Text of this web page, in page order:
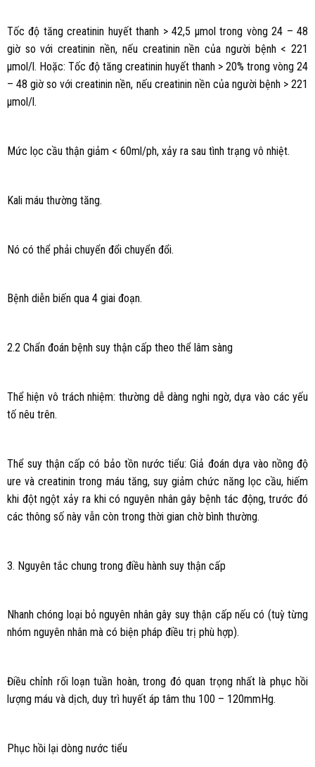
Tốc độ tăng creatinin huyết thanh > 42,5 μmol trong vòng 24 – 48
giờ so với creatinin nền, nếu creatinin nền của người bệnh < 221
μmol/l. Hoặc: Tốc độ tăng creatinin huyết thanh > 20% trong vòng 24
– 48 giờ so với creatinin nền, nếu creatinin nền của người bệnh > 221
μmol/l.
Mức lọc cầu thận giảm < 60ml/ph, xảy ra sau tình trạng vô nhiệt.
Kali máu thường tăng.
Nó có thể phải chuyển đổi chuyển đổi.
Bệnh diễn biến qua 4 giai đoạn.
2.2 Chẩn đoán bệnh suy thận cấp theo thể lâm sàng
Thể hiện vô trách nhiệm: thường dễ dàng nghi ngờ, dựa vào các yếu
tố nêu trên.
Thể suy thận cấp có bảo tồn nước tiểu: Giả đoán dựa vào nồng độ
ure và creatinin trong máu tăng, suy giảm chức năng lọc cầu, hiếm
khi đột ngột xảy ra khi có nguyên nhân gây bệnh tác động, trước đó
các thông số này vẫn còn trong thời gian chờ bình thường.
3. Nguyên tắc chung trong điều hành suy thận cấp
Nhanh chóng loại bỏ nguyên nhân gây suy thận cấp nếu có (tuỳ từng
nhóm nguyên nhân mà có biện pháp điều trị phù hợp).
Điều chỉnh rối loạn tuần hoàn, trong đó quan trọng nhất là phục hồi
lượng máu và dịch, duy trì huyết áp tâm thu 100 – 120mmHg.
Phục hồi lại dòng nước tiểu